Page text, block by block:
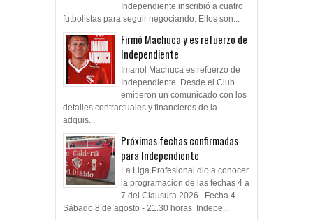
Independiente inscribió a cuatro
futbolistas para seguir negociando. Ellos son...
Firmó Machuca y es refuerzo de
Independiente
Imanol Machuca es refuerzo de
Independiente. Desde el Club
emitieron un comunicado con los
detalles contractuales y financieros de la
adquis...
Próximas fechas confirmadas
para Independiente
La Liga Profesional dio a conocer
la programacion de las fechas 4 a
7 del Clausura 2026. Fecha 4 -
Sábado 8 de agosto - 21.30 horas Indepe...